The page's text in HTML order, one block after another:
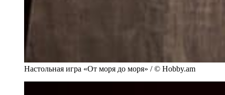
Настольная игра «От моря до моря» / © Hobby.am